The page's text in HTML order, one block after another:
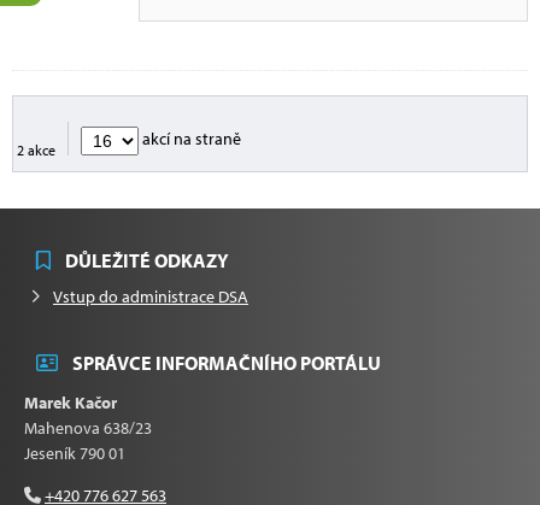
2 akce
akcí na straně
DŮLEŽITÉ ODKAZY
Vstup do administrace DSA
SPRÁVCE INFORMAČNÍHO PORTÁLU
Marek Kačor
Mahenova 638/23
Jeseník 790 01
+420 776 627 563